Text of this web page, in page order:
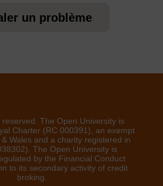
un problème
The Open University is
Charter (RC 000391), an exempt
Wales and a charity registered in
The Open University is
by the Financial Conduct
to its secondary activity of credit
broking.